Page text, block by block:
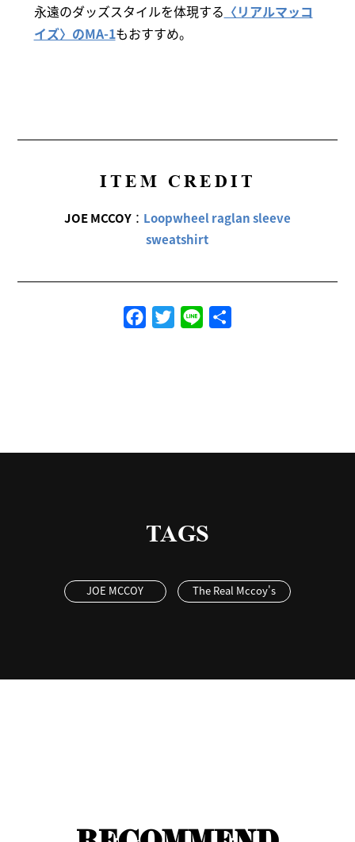
永遠のダッズスタイルを体現する 〈リアルマッコ
イズ〉のMA-1もおすすめ。
ITEM CREDIT
JOE MCCOY： Loopwheel raglan sleeve
sweatshirt
FacebookTwitterLine
TAGS
JOE MCCOY The Real Mccoy's